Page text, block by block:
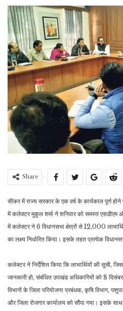
Share
सीकर में राज्य सरकार के एक वर्ष के कार्यकाल पूर्ण
में कलेक्टर मुकुल शर्मा ने शनिवार को समस्त एसडीएम
में कलेक्टर ने 6 विधानसभा क्षेत्रों से 12,000
का लक्ष्य निर्धारित किया। इसके तहत प्रत्येक
कलेक्टर ने निर्देशित किया कि लाभार्थियों की सूची,
जानकारी हो, संबंधित उपखंड अधिकारियों को 8
विभागों के जिला परियोजना प्रबंधक, कृषि विभाग,
और जिला रोजगार कार्यालय को सौंपा गया। इसके